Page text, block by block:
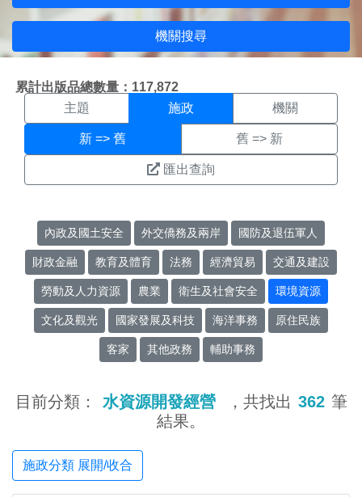
機關搜尋
累計出版品總數量：117,872
施政搜尋結果頁面
主題 施政 機關
新 => 舊 舊 => 新
匯出查詢
內政及國土安全 外交僑務及兩岸 國防及退伍軍人
財政金融 教育及體育 法務 經濟貿易 交通及建設
勞動及人力資源 農業 衛生及社會安全 環境資源
文化及觀光 國家發展及科技 海洋事務 原住民族
客家 其他政務 輔助事務
目前分類： 水資源開發經營 ，共找出 362 筆
結果。
施政分類 展開/收合